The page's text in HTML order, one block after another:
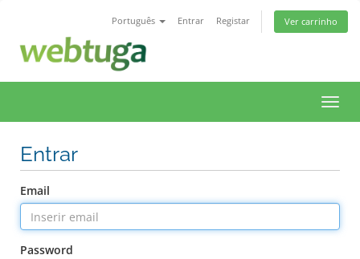
Português Entrar Registar Ver carrinho
Entrar
Email
Password